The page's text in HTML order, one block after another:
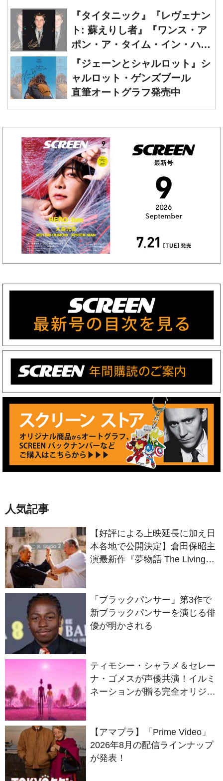
『タイタニック』『レヴェナン
ト: 蘇えりし者』『ワンス・ア
ポン・ア・タイム・イン・ハリ
ウッド』レオナルド・ディカプ
リオ 直筆オートグラフ発売中
『ジェーンとシャルロット』シ
ャルロット・ゲンズブール
直筆オートグラフ発売中
人気記事
【好評による上映延長に加え日
本各地で公開決定】倉田保昭主
演最新作『夢物語 The Living
「ブラックパンサー」第3作で
新ブラックパンサーを演じる俳
優が明かされる
ティモシー・シャラメ＆セレー
ナ・ゴメスが声優共演！イルミ
ネーションが贈る完全オリジナ
【アマプラ】「Prime Video」
2026年8月の配信ラインナップ
が発表！